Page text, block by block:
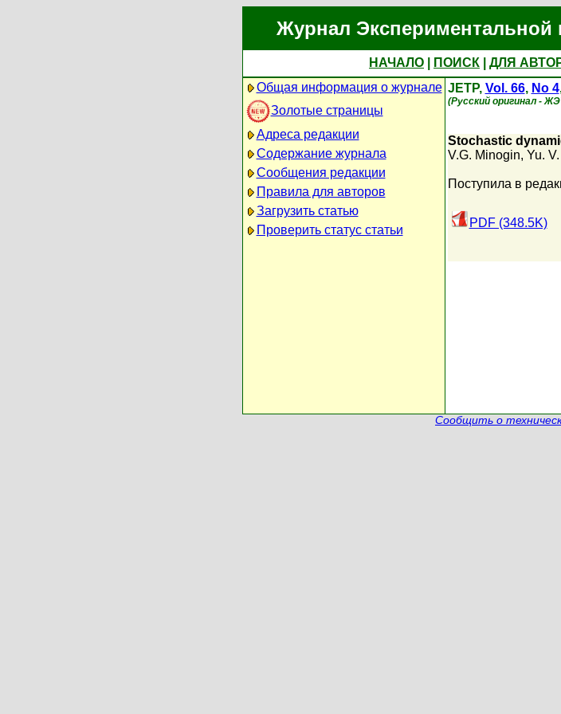
Журнал Экспериментальной
НАЧАЛО ПОИСК ДЛЯ
Общая информация о журнале
Золотые страницы
Адреса редакции
Содержание журнала
Сообщения редакции
Правила для авторов
Загрузить статью
Проверить статус статьи
JETP, Vol. 66, No 4
(Русский оригинал -
Stochastic
V.G. Minogin, Yu.
Поступила в
PDF (348.5K)
Сообщить о